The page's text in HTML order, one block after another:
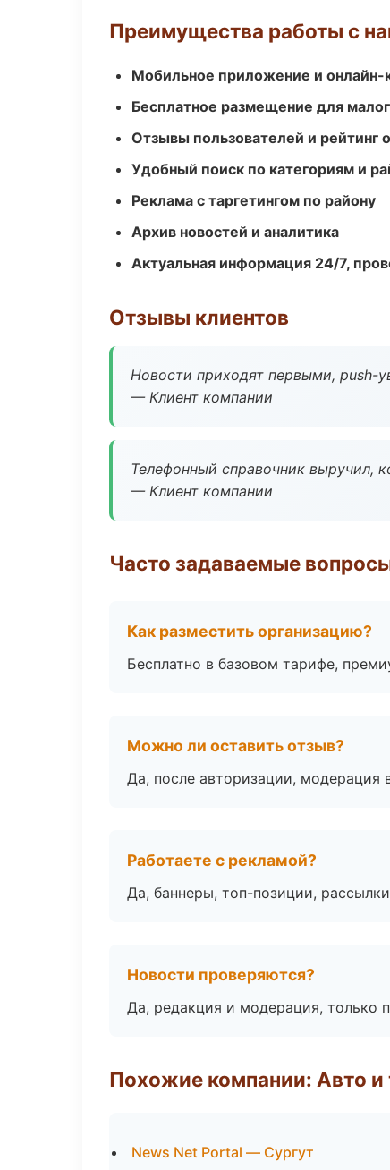
Преимущества работы с
Мобильное приложение и онлайн-
Бесплатное размещение для
Отзывы пользователей и рейтинг
Удобный поиск по категориям и
Реклама с таргетингом по району
Архив новостей и аналитика
Актуальная информация 24/7,
Отзывы клиентов
Новости приходят первыми, push-
— Клиент компании
Телефонный справочник выручил,
— Клиент компании
Часто задаваемые
Как разместить организацию?
Бесплатно в базовом тарифе,
Можно ли оставить отзыв?
Да, после авторизации, модерация
Работаете с рекламой?
Да, баннеры, топ-позиции,
Новости проверяются?
Да, редакция и модерация, только
Похожие компании: Авто и
News Net Portal — Сургут